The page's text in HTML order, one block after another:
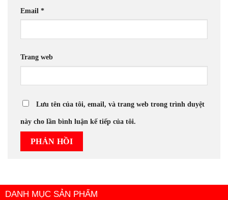
Email *
Trang web
Lưu tên của tôi, email, và trang web trong trình duyệt
này cho lần bình luận kế tiếp của tôi.
DANH MỤC SẢN PHẨM